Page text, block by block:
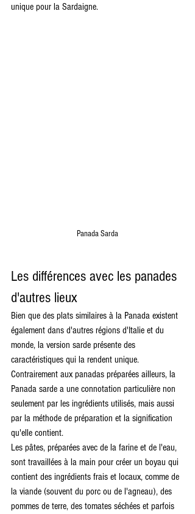
unique pour la Sardaigne.
Panada Sarda
Les différences avec les panades
d'autres lieux
Bien que des plats similaires à la Panada existent
également dans d'autres régions d'Italie et du
monde, la version sarde présente des
caractéristiques qui la rendent unique.
Contrairement aux panadas préparées ailleurs, la
Panada sarde a une connotation particulière non
seulement par les ingrédients utilisés, mais aussi
par la méthode de préparation et la signification
qu'elle contient.
Les pâtes, préparées avec de la farine et de l'eau,
sont travaillées à la main pour créer un boyau qui
contient des ingrédients frais et locaux, comme de
la viande (souvent du porc ou de l'agneau), des
pommes de terre, des tomates séchées et parfois